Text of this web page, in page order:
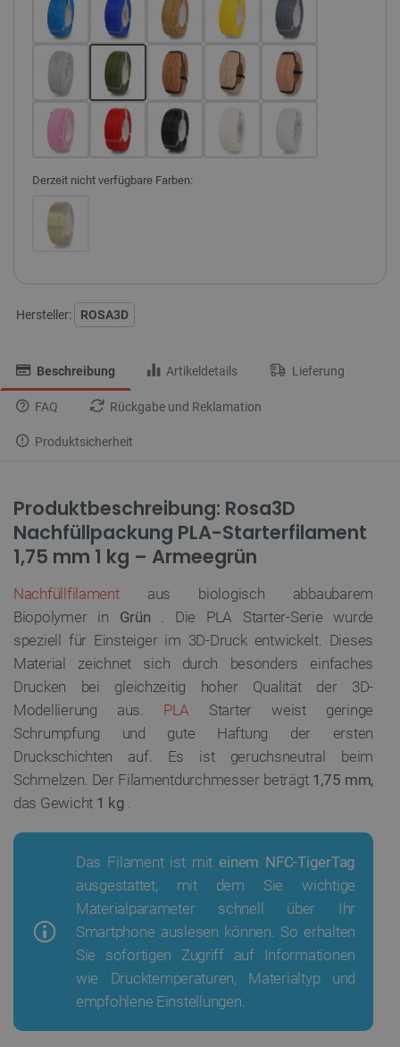
Derzeit nicht verfügbare Farben:
Hersteller: ROSA3D
Beschreibung Artikeldetails Lieferung
FAQ Rückgabe und Reklamation
Produktsicherheit
Produktbeschreibung: Rosa3D
Nachfüllpackung PLA-Starterfilament
1,75 mm 1 kg – Armeegrün
Nachfüllfilamentaus biologisch abbaubarem
Biopolymer in Grün . Die PLA Starter-Serie wurde
speziell für Einsteiger im 3D-Druck entwickelt. Dieses
Material zeichnet sich durch besonders einfaches
Drucken bei gleichzeitig hoher Qualität der 3D-
Modellierung aus. PLA Starter weist geringe
Schrumpfung und gute Haftung der ersten
Druckschichten auf. Es ist geruchsneutral beim
Schmelzen. Der Filamentdurchmesser beträgt 1,75 mm,
das Gewicht 1 kg
Das Filament ist mit einem NFC-TigerTag
ausgestattet, mit dem Sie wichtige
Materialparameter schnell über Ihr
Smartphone auslesen können. So erhalten
Sie sofortigen Zugriff auf Informationen
wie Drucktemperaturen, Materialtyp und
empfohlene Einstellungen.